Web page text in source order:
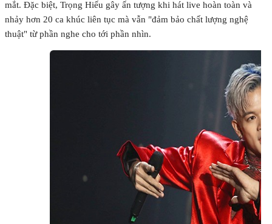
mắt. Đặc biệt, Trọng Hiếu gây ấn tượng khi hát live hoàn toàn và
nhảy hơn 20 ca khúc liên tục mà vẫn "đảm bảo chất lượng nghệ
thuật" từ phần nghe cho tới phần nhìn.